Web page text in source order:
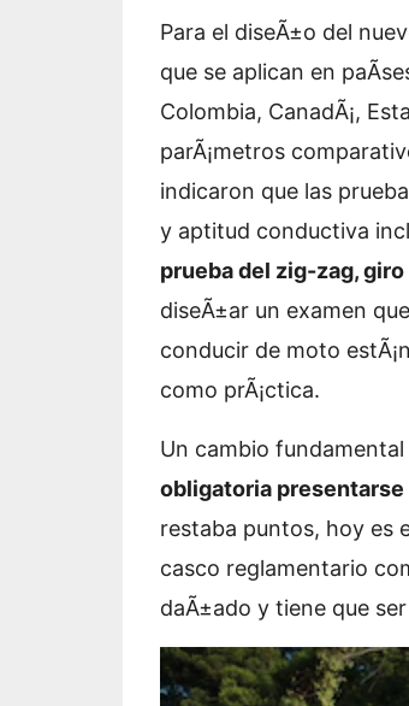
Para el diseÃ±o del
que se aplican en
Colombia, CanadÃ¡,
parÃ¡metros
indicaron que las
y aptitud conductiva
prueba del zig-zag,
diseÃ±ar un examen
conducir de moto
como prÃ¡ctica.
Un cambio
obligatoria presentarse
restaba puntos, hoy es
casco reglamentario
daÃ±ado y tiene que